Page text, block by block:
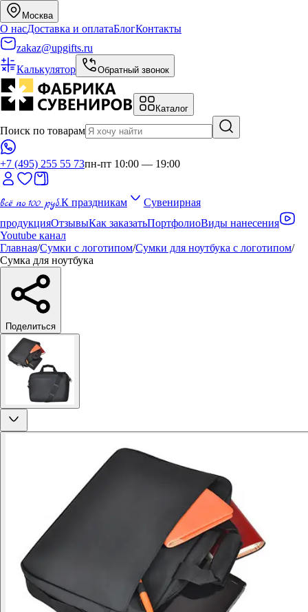
Москва
О насДоставка и оплатаБлогКонтакты
zakaz@upgifts.ru
Калькулятор
Обратный звонок
Каталог
Поиск по товарам
+7 (495) 255 55 73пн-пт 10:00 — 19:00
всё по 100 руб.К праздникам
Сувенирная
продукцияОтзывыКак заказатьПортфолиоВиды нанесения
Youtube канал
Главная/Сумки с логотипом/Сумки для ноутбука с логотипом/
Сумка для ноутбука
Поделиться